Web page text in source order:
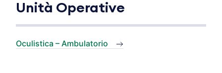
Unità Operative
Oculistica – Ambulatorio